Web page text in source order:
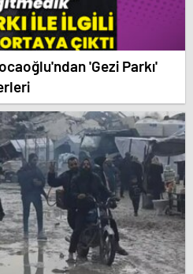
'Gezi Parkı'